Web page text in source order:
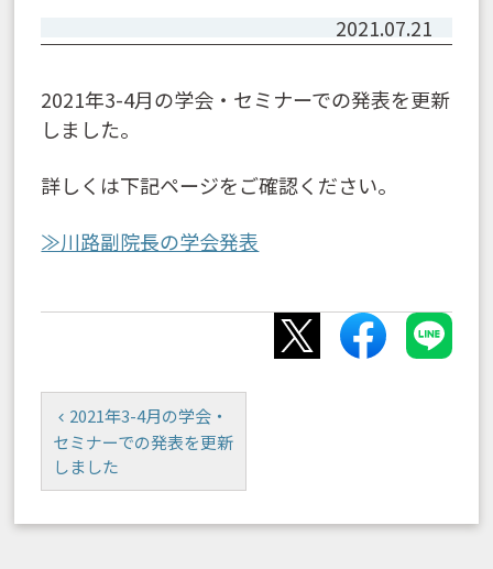
2021.07.21
2021年3-4月の学会・セミナーでの発表を更新
しました。
詳しくは下記ページをご確認ください。
≫川路副院長の学会発表
2021年3-4月の学会・
セミナーでの発表を更新
しました